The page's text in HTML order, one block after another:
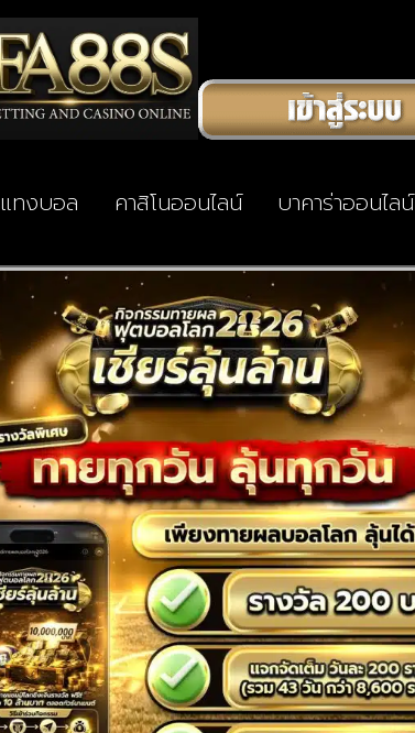
แทงบอล คาสิโนออนไลน์ บาคาร่าออนไลน์